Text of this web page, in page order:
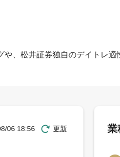
、松井証券独自のデイトレ適